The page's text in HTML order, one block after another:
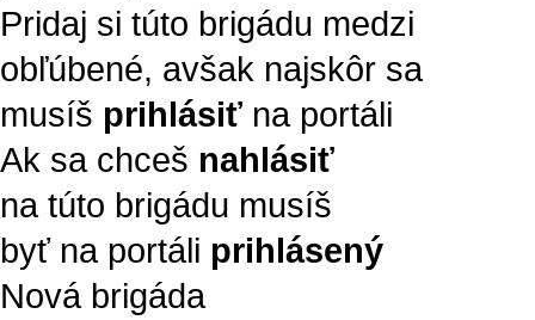
Pridaj si túto brigádu medzi
obľúbené, avšak najskôr sa
musíš prihlásiť na portáli
Ak sa chceš nahlásiť
na túto brigádu musíš
byť na portáli prihlásený
Nová brigáda